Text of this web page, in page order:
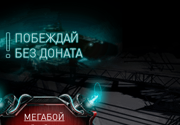
ПОБЕЖДАЙ
БЕЗ ДОНАТА
МЕГАБОЙ